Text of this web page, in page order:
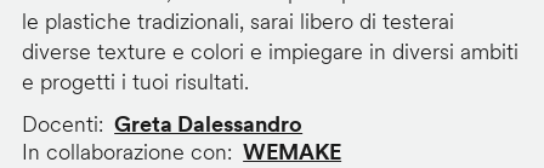
le plastiche tradizionali, sarai libero di testerai
diverse texture e colori e impiegare in diversi ambiti
e progetti i tuoi risultati.
Docenti
Greta Dalessandro
In collaborazione con
WEMAKE